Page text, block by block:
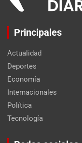
Principales
Actualidad
Deportes
Economía
Internacionales
Política
Tecnología